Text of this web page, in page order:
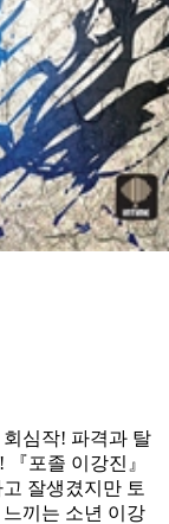
회심작! 파격과 탈
포졸 이강진』
잘생겼지만 토
끼는 소년 이강